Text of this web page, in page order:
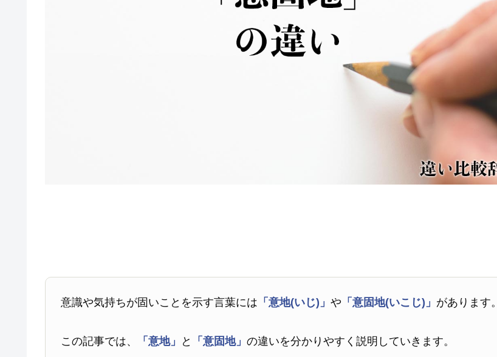
意識や気持ちが固いことを示す言葉には 「意地(いじ)」や 「意固地(いこじ)」 があります。
この記事では、 「意地」 と 「意固地」の違いを分かりやすく説明していきます。